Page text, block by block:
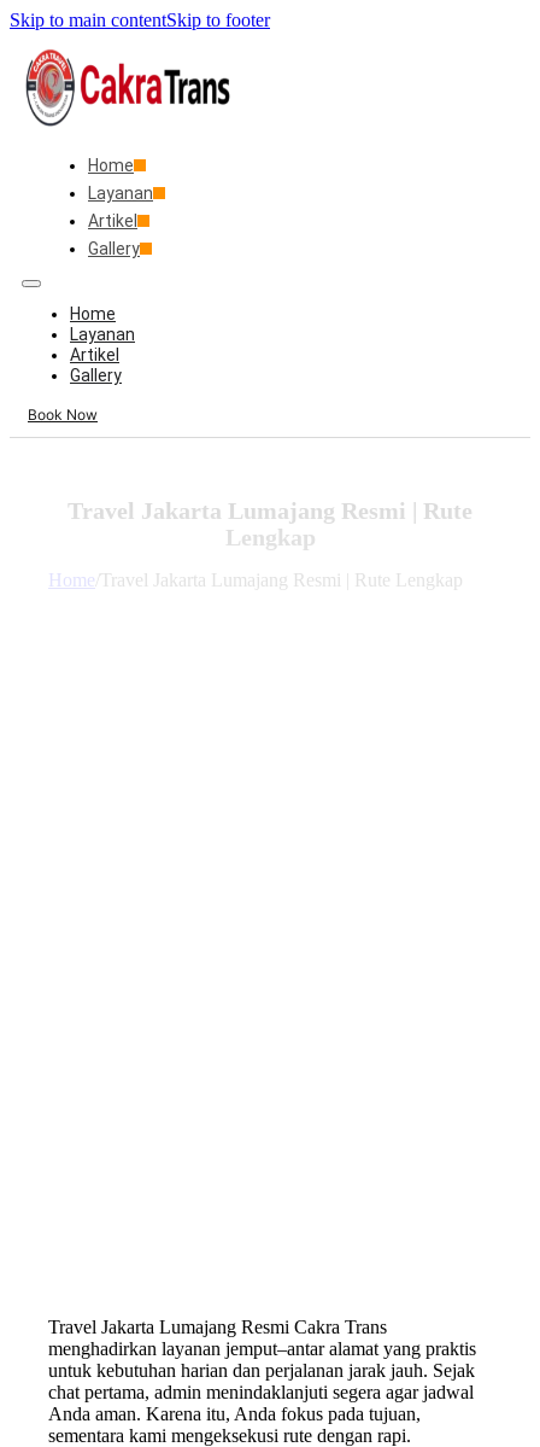
Skip to main contentSkip to footer
Home
Layanan
Artikel
Gallery
Home
Layanan
Artikel
Gallery
Book Now
Travel Jakarta Lumajang Resmi | Rute
Lengkap
Home Travel Jakarta Lumajang Resmi | Rute Lengkap
Travel Jakarta Lumajang Resmi Cakra Trans
menghadirkan layanan jemput–antar alamat yang praktis
untuk kebutuhan harian dan perjalanan jarak jauh. Sejak
chat pertama, admin menindaklanjuti segera agar jadwal
Anda aman. Karena itu, Anda fokus pada tujuan,
sementara kami mengeksekusi rute dengan rapi.